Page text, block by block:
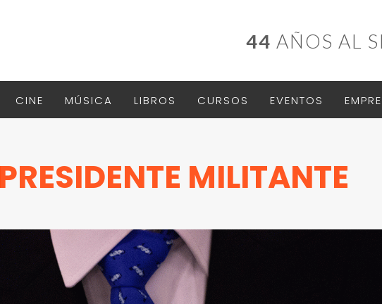
44 AÑOS AL
CINE MÚSICA LIBROS CURSOS EVENTOS
MILITANTE